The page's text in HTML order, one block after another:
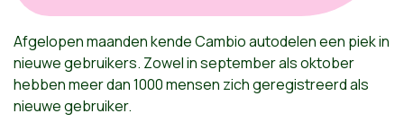
Afgelopen maanden kende Cambio autodelen een piek in
nieuwe gebruikers. Zowel in september als oktober
hebben meer dan 1000 mensen zich geregistreerd als
nieuwe gebruiker.